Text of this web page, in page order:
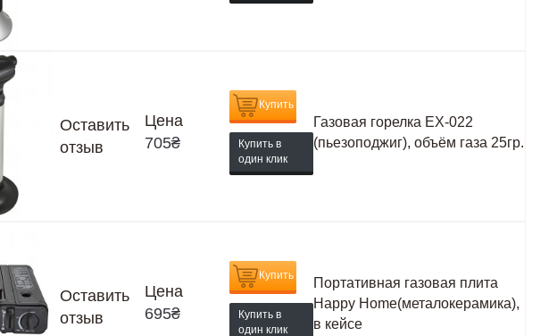
Оставить
отзыв
Цена
705₴
Купить
Купить в
один клик
Газовая горелка EX-022
(пьезоподжиг), объём газа 25гр.
Оставить
отзыв
Цена
695₴
Купить
Купить в
один клик
Портативная газовая плита
Happy Home(металокерамика),
в кейсе